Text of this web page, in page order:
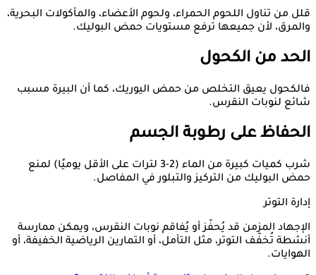
قلل من تناول اللحوم الحمراء، ولحوم الأعضاء، والمأكولات البحرية،
والمرق، لأن جميعها ترفع مستويات حمض البوليك.
الحد من الكحول
فالكحول يعيق التخلص من حمض اليوريك، كما أن البيرة مسبب
شائع لنوبات النقرس.
الحفاظ على رطوبة الجسم
شرب كميات كبيرة من الماء (2-3 لترات على الأقل يوميًا) لمنع
حمض البوليك من التركيز والتبلور في المفاصل.
إدارة التوتر
الإجهاد المزمن قد يُحفّز أو يُفاقم نوبات النقرس، ويمكن ممارسة
أنشطة تُخفّف التوتر، مثل التأمل، أو التمارين الرياضية الخفيفة، أو
الهوايات.